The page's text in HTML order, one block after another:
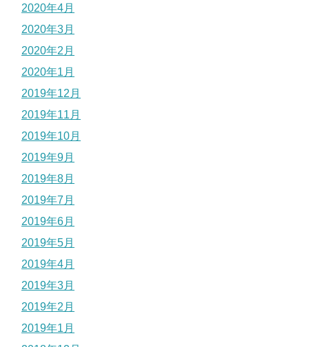
2020年4月
2020年3月
2020年2月
2020年1月
2019年12月
2019年11月
2019年10月
2019年9月
2019年8月
2019年7月
2019年6月
2019年5月
2019年4月
2019年3月
2019年2月
2019年1月